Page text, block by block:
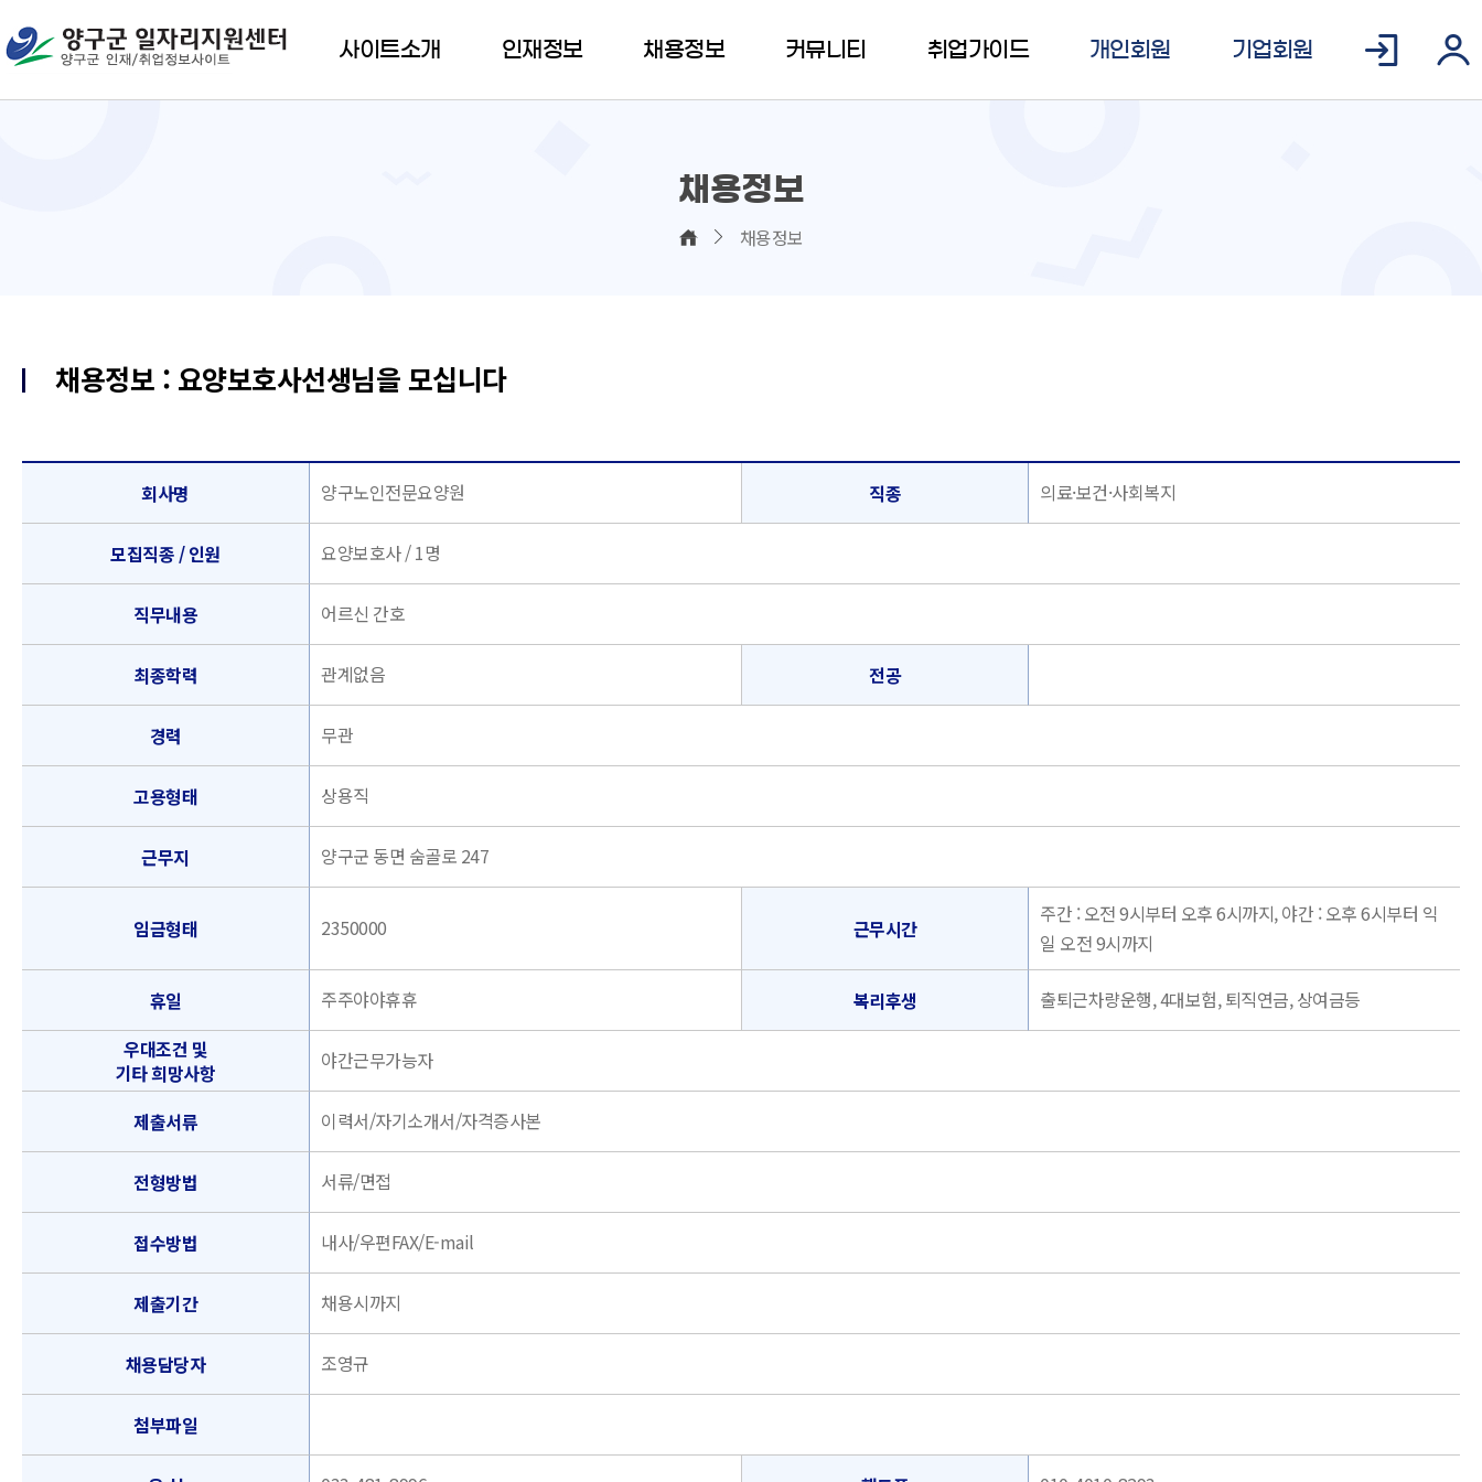
사이트소개 인재정보 채용정보 커뮤니티 취업가이드 개인회원 기업회원
채용정보
채용정보
채용정보 : 요양보호사선생님을 모십니다
회사명 양구노인전문요양원 직종 의료·보건·사회복지
모집직종 / 인원 요양보호사 / 1명
직무내용 어르신 간호
최종학력 관계없음 전공
경력 무관
고용형태 상용직
근무지 양구군 동면 숨골로 247
임금형태 2350000 근무시간
주간 : 오전 9시부터 오후 6시까지, 야간 : 오후 6시부터 익
일 오전 9시까지
휴일 주주야야휴휴 복리후생
출퇴근차량운행, 4대보험, 퇴직연금, 상여금등
우대조건 및
기타 희망사항
야간근무가능자
제출서류 이력서/자기소개서/자격증사본
전형방법 서류/면접
접수방법 내사/우편FAX/E-mail
제출기간 채용시까지
채용담당자 조영규
첨부파일